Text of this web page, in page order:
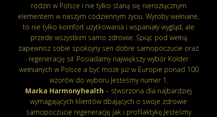
rodzin w Polsce i nie tylko staną się nierozłącznym
elementem w naszym codziennym życiu. Wyroby wełniane,
to nie tylko komfort użytkowania i wspaniały wygląd, ale
przede wszystkim samo zdrowie. Śpiąc pod wełną
zapewnisz sobie spokojny sen dobre samopoczucie oraz
regenerację sił. Posiadamy największy wybór Kołder
wełnianych w Polsce a być może już w Europie ponad 100
wzorów do wyboru Jesteśmy numer 1.
Marka Harmonyhealth – stworzona dla najbardziej
wymagających klientów dbających o swoje zdrowie
samopoczucie regenerację jak i profilaktykę.Jesteśmy